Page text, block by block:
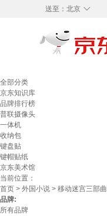
◇
送至： 北京
全部分类
京东知识库
品牌排行榜
普联摄像头
一体机
收纳包
键盘贴
键帽贴纸
京东美术馆
当前位置：
首页 > 外国小说 > 移动迷宫三部曲
品牌:
所有品牌